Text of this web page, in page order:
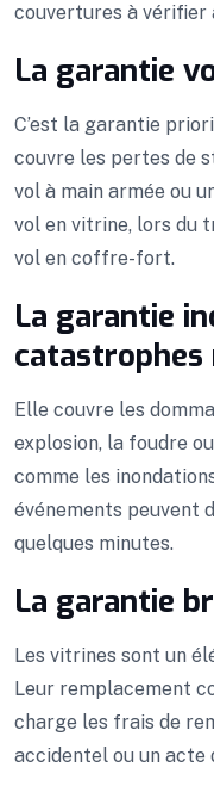
couvertures à vérifier
La garantie
C’est la garantie
couvre les pertes de
vol à main armée ou
vol en vitrine, lors du
vol en coffre-fort.
La garantie
Elle couvre les
explosion, la foudre
comme les
événements peuvent
quelques minutes.
La garantie
Les vitrines sont un
Leur remplacement
charge les frais de
accidentel ou un acte